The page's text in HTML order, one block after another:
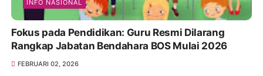
INFO NASIONAL
Fokus pada Pendidikan: Guru Resmi Dilarang
Rangkap Jabatan Bendahara BOS Mulai 2026
FEBRUARI 02, 2026